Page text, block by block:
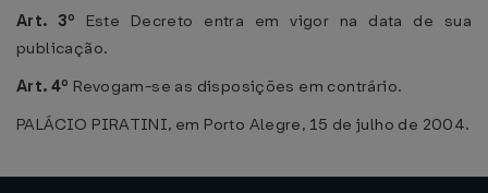
Art. 3º Este Decreto entra em vigor na data de sua
publicação.
Art. 4º Revogam-se as disposições em contrário.
PALÁCIO PIRATINI, em Porto Alegre, 15 de julho de 2004.